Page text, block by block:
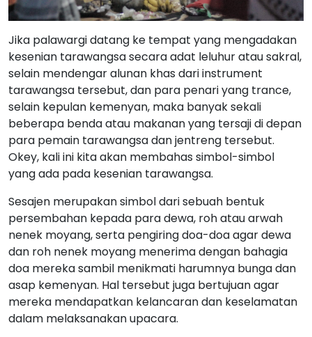
Jika palawargi datang ke tempat yang mengadakan
kesenian tarawangsa secara adat leluhur atau sakral,
selain mendengar alunan khas dari instrument
tarawangsa tersebut, dan para penari yang trance,
selain kepulan kemenyan, maka banyak sekali
beberapa benda atau makanan yang tersaji di depan
para pemain tarawangsa dan jentreng tersebut.
Okey, kali ini kita akan membahas simbol-simbol
yang ada pada kesenian tarawangsa.
Sesajen merupakan simbol dari sebuah bentuk
persembahan kepada para dewa, roh atau arwah
nenek moyang, serta pengiring doa-doa agar dewa
dan roh nenek moyang menerima dengan bahagia
doa mereka sambil menikmati harumnya bunga dan
asap kemenyan. Hal tersebut juga bertujuan agar
mereka mendapatkan kelancaran dan keselamatan
dalam melaksanakan upacara.